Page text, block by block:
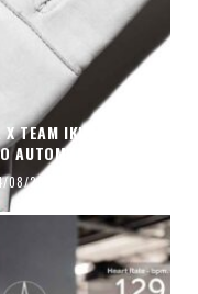
TEAM IKUZAWA
AUTOMOBILISMO
08/2026